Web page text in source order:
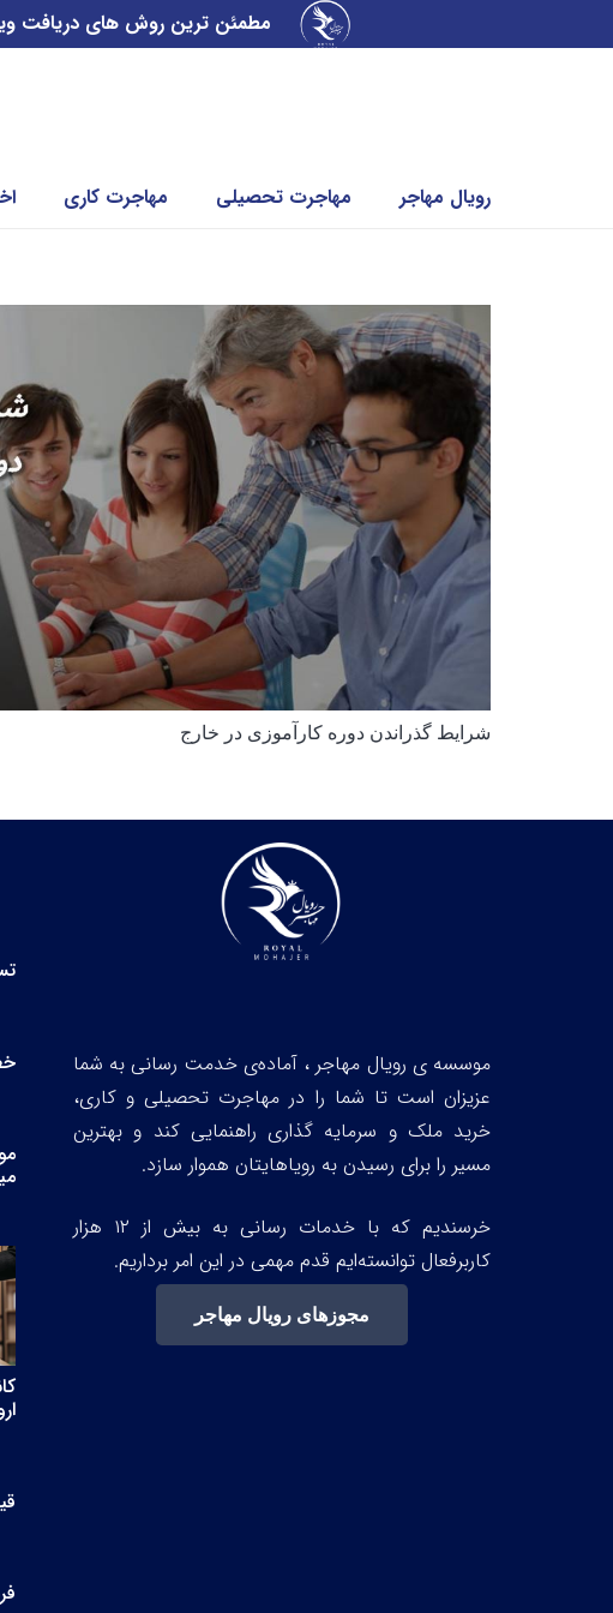
مطمئن ترین روش های دریافت
رویال مهاجر مهاجرت تحصیلی مهاجرت کاری
شرایط گذراندن دوره کارآموزی در خارج
موسسه ی رویال مهاجر ، آماده‌‌ی خدمت رسانی به شما
عزیزان است تا شما را در مهاجرت تحصیلی و کاری،
خرید ملک و سرمایه گذاری راهنمایی کند و بهترین
مسیر را برای رسیدن به رویاهایتان هموار سازد.
خرسندیم که با خدمات رسانی به بیش از ۱۲ هزار
کاربرفعال توانسته‌ایم قدم مهمی در این امر برداریم.
مجوزهای رویال مهاجر